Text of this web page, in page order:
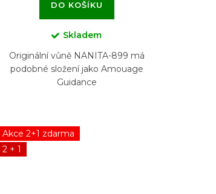
DO KOŠÍKU
Skladem
Originální vůně NANITA-899 má
podobné složení jako Amouage
Guidance
Akce 2+1 zdarma
2 + 1